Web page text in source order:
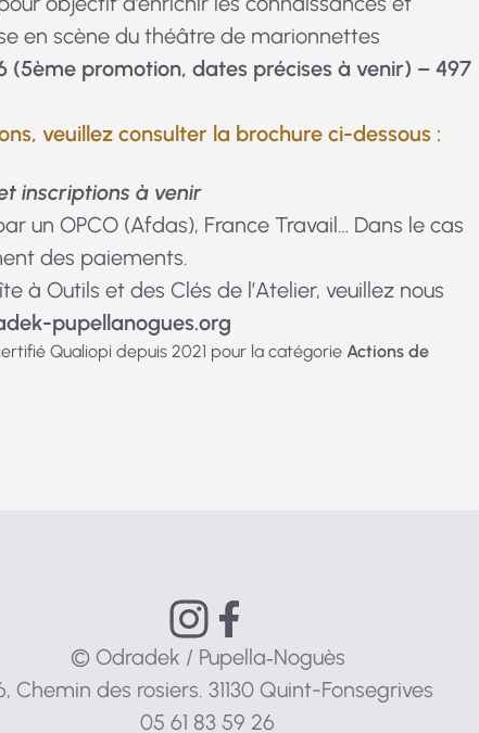
en scène du théâtre de marionnettes
(5ème promotion, dates précises à venir) – 497
veuillez consulter la brochure ci-dessous :
inscriptions à venir
un OPCO (Afdas), France Travail… Dans le cas
des paiements.
à Outils et des Clés de l’Atelier, veuillez nous
kedardo
Qualiopi depuis 2021 pour la catégorieActions de
© Odradek / Pupella‑Noguès
Chemin des rosiers. 31130 Quint-Fonsegrives
05 61 83 59 26